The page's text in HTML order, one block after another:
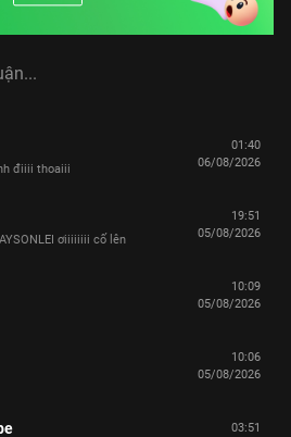
điiii thoaiii
01:40
06/08/2026
ơiiiiiiii cố lên
19:51
05/08/2026
10:09
05/08/2026
10:06
05/08/2026
03:51